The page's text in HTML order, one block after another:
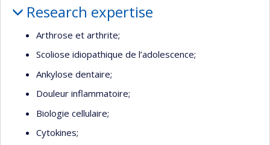
Research expertise
Arthrose et arthrite;
Scoliose idiopathique de l’adolescence;
Ankylose dentaire;
Douleur inflammatoire;
Biologie cellulaire;
Cytokines;